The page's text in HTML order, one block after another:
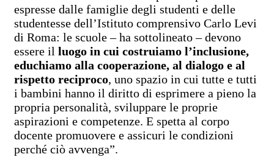
espresse dalle famiglie degli studenti e delle
studentesse dell’Istituto comprensivo Carlo Levi
di Roma: le scuole – ha sottolineato – devono
essere il luogo in cui costruiamo l’inclusione,
educhiamo alla cooperazione, al dialogo e al
rispetto reciproco, uno spazio in cui tutte e tutti
i bambini hanno il diritto di esprimere a pieno la
propria personalità, sviluppare le proprie
aspirazioni e competenze. E spetta al corpo
docente promuovere e assicuri le condizioni
perché ciò avvenga”.